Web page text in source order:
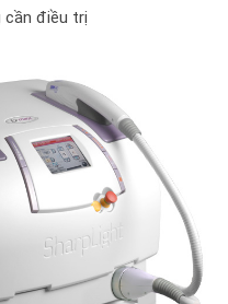
cần điều trị